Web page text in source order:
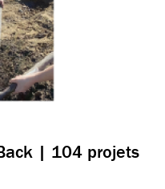
| 104 projets